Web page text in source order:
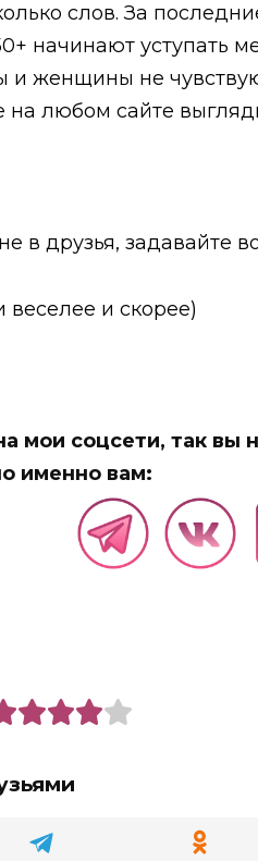
слов. За
начинают уступать
женщины не
на любом сайте
в друзья, задавайте
и скорее)
мои соцсети, так вы
именно вам: